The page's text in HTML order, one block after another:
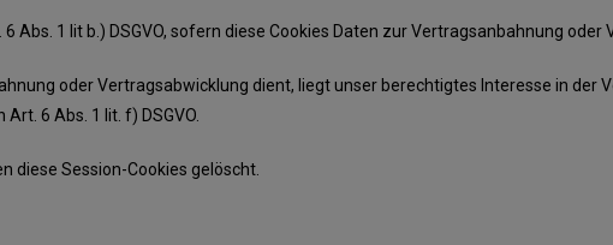
Abs. 1 lit b.) DSGVO, sofern diese Cookies Daten zur Vertragsanbahnung
oder Vertragsabwicklung dient, liegt unser berechtigtes Interesse in der
6 Abs. 1 lit. f) DSGVO.
diese Session-Cookies gelöscht.